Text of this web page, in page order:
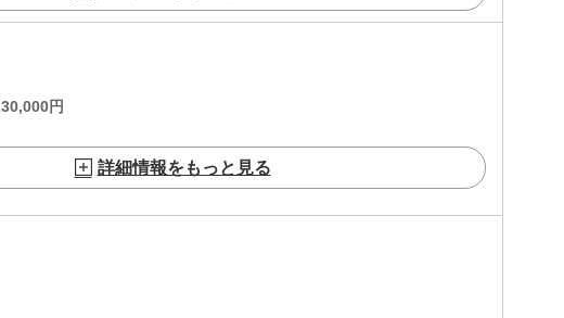
円
詳細情報をもっと見る